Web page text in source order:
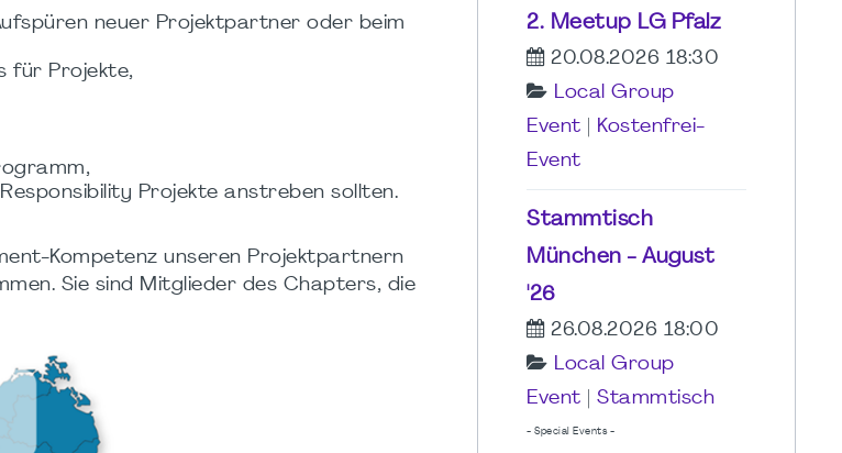
neuer Projektpartner oder beim
für Projekte,
Projekte anstreben sollten.
Kompetenz unseren Projektpartnern
Sie sind Mitglieder des Chapters, die
2. Meetup LG Pfalz
20.08.2026 18:30
Local Group
Event
Kostenfrei-
Event
Stammtisch
München - August
'26
26.08.2026 18:00
Local Group
Event
Stammtisch
- Special Events -